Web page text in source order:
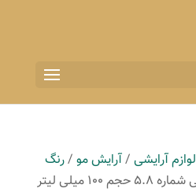
لوازم آرایشی/آرایش مو/رنگ
/ رنگ مو شکلاتی شماره 5.8 حجم 100 میلی لیتر